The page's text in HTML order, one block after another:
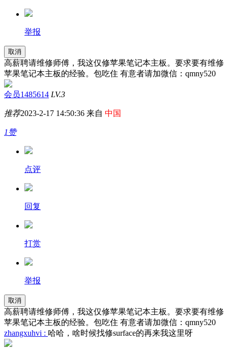
举报
取消
高薪聘请维修师傅，我这仅修苹果笔记本主板。要求要有维修
苹果笔记本主板的经验。包吃住 有意者请加微信：qmny520
会员1485614 LV.3
推荐2023-2-17 14:50:36 来自 中国
1赞
点评
回复
打赏
举报
取消
高薪聘请维修师傅，我这仅修苹果笔记本主板。要求要有维修
苹果笔记本主板的经验。包吃住 有意者请加微信：qmny520
zhangxuhvi : 哈哈，啥时候找修surface的再来我这里呀